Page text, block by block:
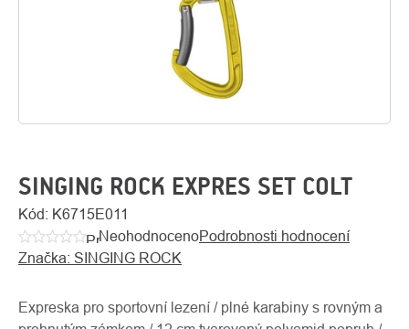
O
SINGING ROCK EXPRES SET COLT
Kód: K6715E011
Průměrné
hodnocení
je
NeohodnocenoPodrobnosti hodnocení
Značka: SINGING ROCK
Expreska pro sportovní lezení / plné karabiny s rovným a